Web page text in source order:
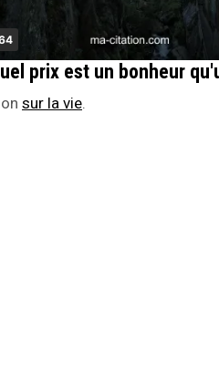
sur la vie.